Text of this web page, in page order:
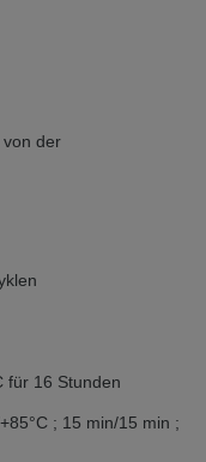
používaný jazyk. Tato
této verzi
Would you like to
von der
für 16 Stunden
; 15 min/15 min ;